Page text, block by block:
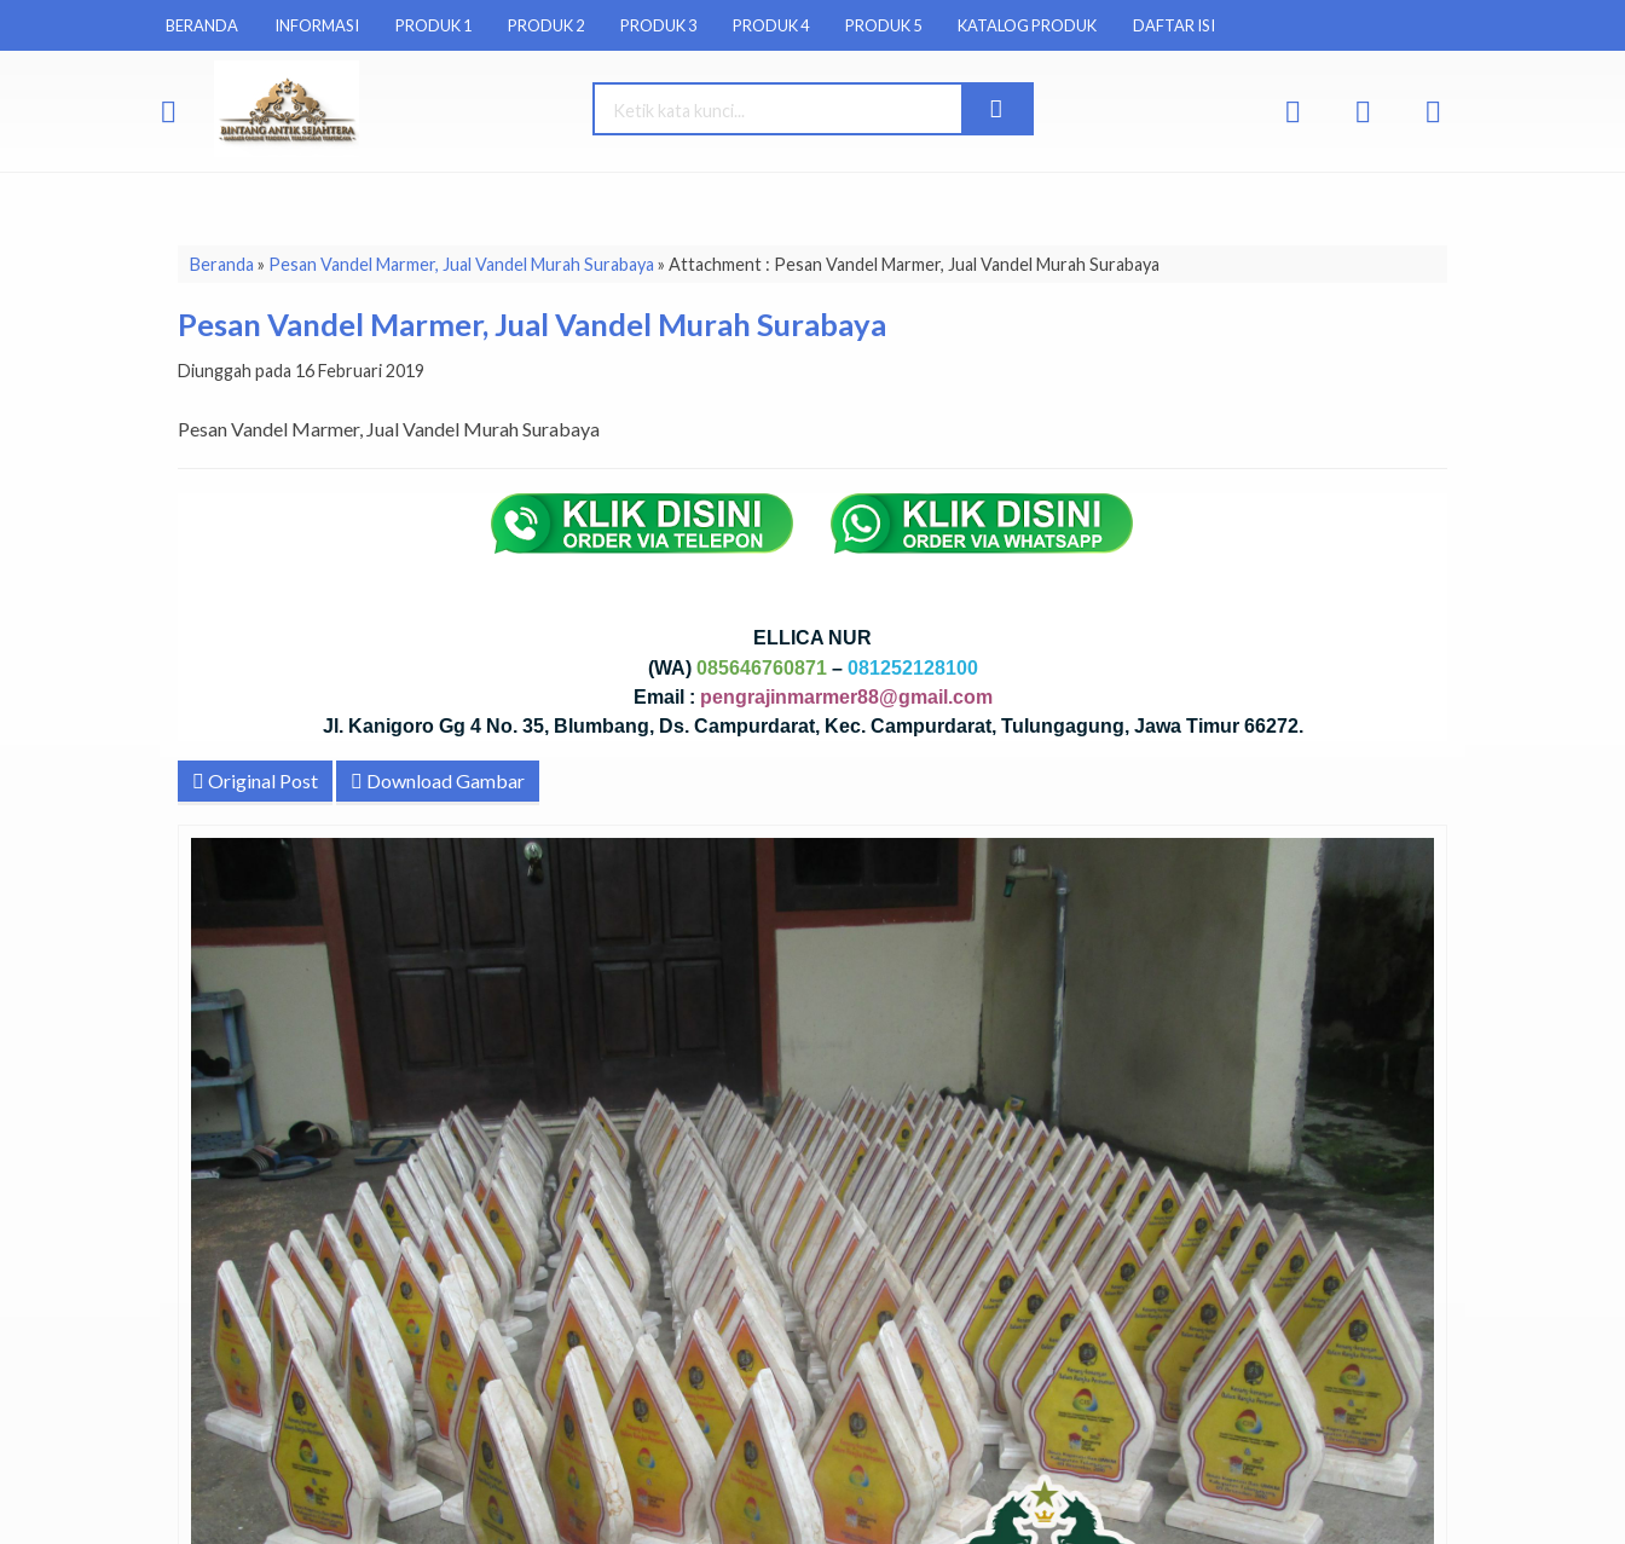
BERANDA INFORMASI PRODUK 1 PRODUK 2 PRODUK 3 PRODUK 4 PRODUK 5 KATALOG PRODUK DAFTAR ISI
Beranda » Pesan Vandel Marmer, Jual Vandel Murah Surabaya » Attachment : Pesan Vandel Marmer, Jual Vandel Murah Surabaya
Pesan Vandel Marmer, Jual Vandel Murah Surabaya
Diunggah pada 16 Februari 2019
Pesan Vandel Marmer, Jual Vandel Murah Surabaya
ELLICA NUR
(WA) 085646760871– 081252128100
Email : pengrajinmarmer88@gmail.com
Jl. Kanigoro Gg 4 No. 35, Blumbang, Ds. Campurdarat, Kec. Campurdarat, Tulungagung, Jawa Timur 66272.
Original Post Download Gambar